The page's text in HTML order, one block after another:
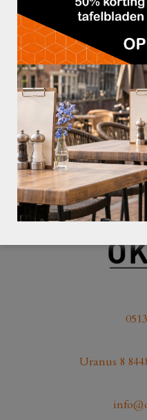
BARKRUK FABIO
Uranus 8